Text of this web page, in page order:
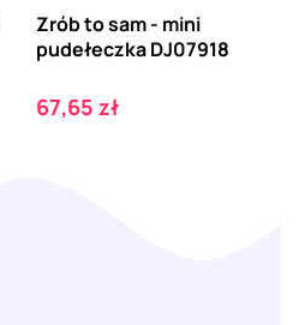
Zrób to sam - mini
pudełeczka DJ07918
Cena
67,65 zł